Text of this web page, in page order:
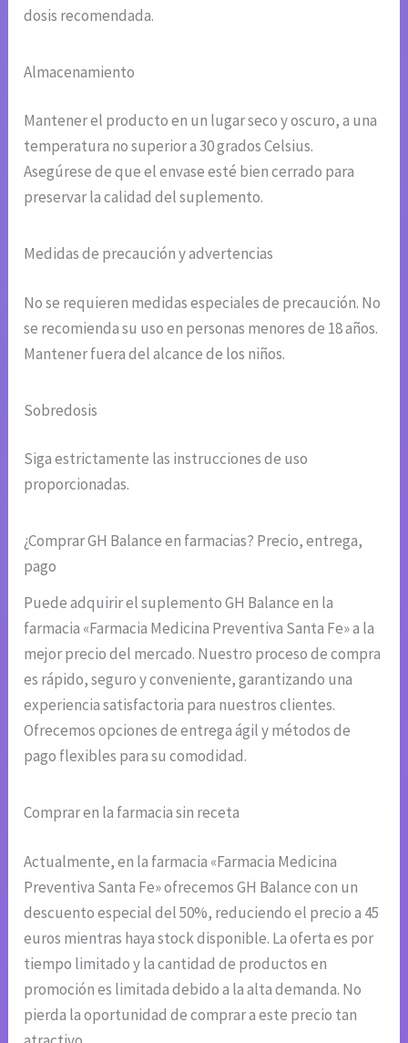
dosis recomendada.
Almacenamiento
Mantener el producto en un lugar seco y oscuro, a una
temperatura no superior a 30 grados Celsius.
Asegúrese de que el envase esté bien cerrado para
preservar la calidad del suplemento.
Medidas de precaución y advertencias
No se requieren medidas especiales de precaución. No
se recomienda su uso en personas menores de 18 años.
Mantener fuera del alcance de los niños.
Sobredosis
Siga estrictamente las instrucciones de uso
proporcionadas.
¿Comprar GH Balance en farmacias? Precio, entrega,
pago
Puede adquirir el suplemento GH Balance en la
farmacia «Farmacia Medicina Preventiva Santa Fe» a la
mejor precio del mercado. Nuestro proceso de compra
es rápido, seguro y conveniente, garantizando una
experiencia satisfactoria para nuestros clientes.
Ofrecemos opciones de entrega ágil y métodos de
pago flexibles para su comodidad.
Comprar en la farmacia sin receta
Actualmente, en la farmacia «Farmacia Medicina
Preventiva Santa Fe» ofrecemos GH Balance con un
descuento especial del 50%, reduciendo el precio a 45
euros mientras haya stock disponible. La oferta es por
tiempo limitado y la cantidad de productos en
promoción es limitada debido a la alta demanda. No
pierda la oportunidad de comprar a este precio tan